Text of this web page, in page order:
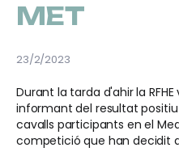
MET
23/2/2023
Durant la tarda d'ahir la
informant del resultat
cavalls participants en el
competició que han decidit